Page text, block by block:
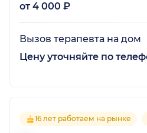
от 4 000 ₽
Вызов терапевта на дом
Цену уточняйте по
16 лет работаем на рынке